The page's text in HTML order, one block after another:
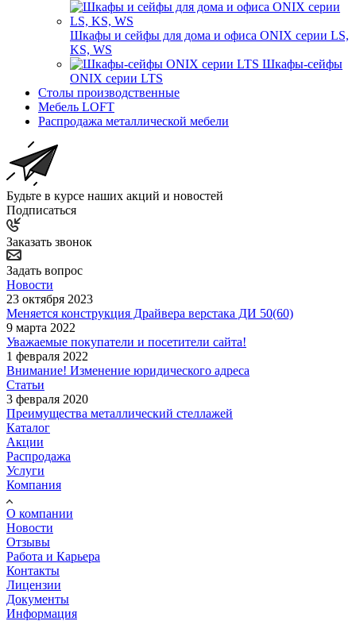
Шкафы и сейфы для дома и офиса ONIX серии LS,
KS, WS
Шкафы-сейфы
ONIX серии LTS
Столы производственные
Мебель LOFT
Распродажа металлической мебели
Будьте в курсе наших акций и новостей
Подписаться
Заказать звонок
Задать вопрос
Новости
23 октября 2023
Меняется конструкция Драйвера верстака ДИ 50(60)
9 марта 2022
Уважаемые покупатели и посетители сайта!
1 февраля 2022
Внимание! Изменение юридического адреса
Статьи
3 февраля 2020
Преимущества металлический стеллажей
Каталог
Акции
Распродажа
Услуги
Компания
О компании
Новости
Отзывы
Работа и Карьера
Контакты
Лицензии
Документы
Информация